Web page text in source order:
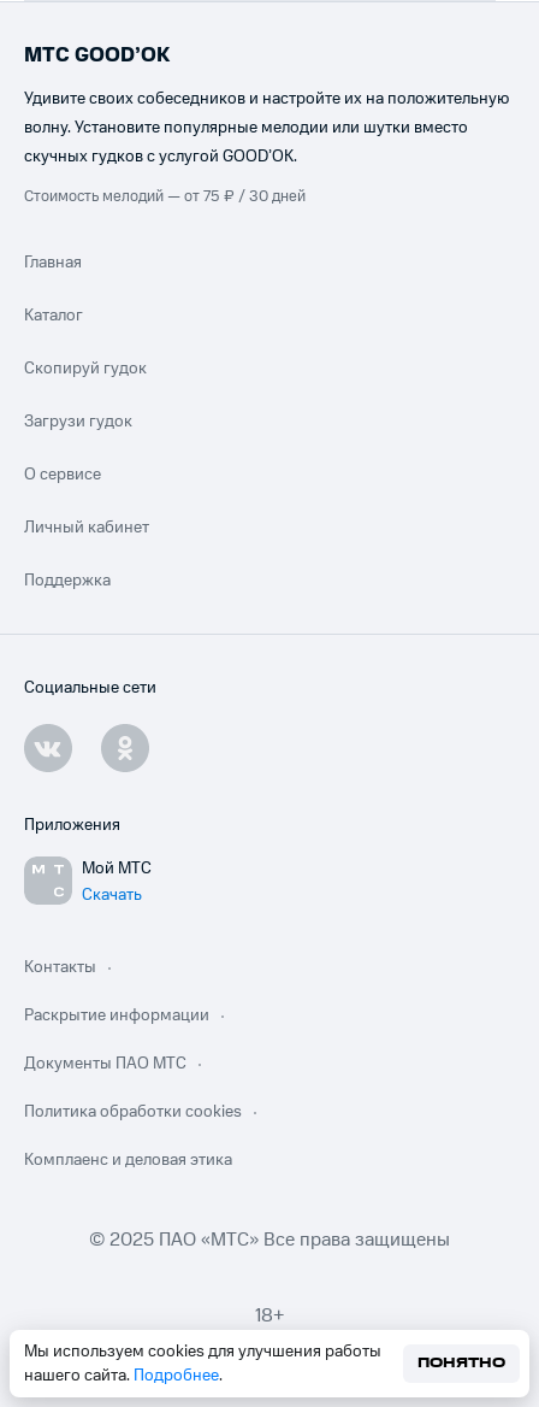
Мы используем cookies для улучшения работы
нашего сайта. Подробнее.
ПОНЯТНО
МТС GOOD’OK
Удивите своих собеседников и настройте их на положительную
волну. Установите популярные мелодии или шутки вместо
скучных гудков с услугой GOOD’OK.
Стоимость мелодий — от 75 ₽ / 30 дней
Главная
Каталог
Скопируй гудок
Загрузи гудок
О сервисе
Личный кабинет
Поддержка
Социальные сети
Приложения
Мой МТС
Скачать
Контакты
Раскрытие информации
Документы ПАО МТС
Политика обработки cookies
Комплаенс и деловая этика
© 2025 ПАО «МТС» Все права защищены
18+